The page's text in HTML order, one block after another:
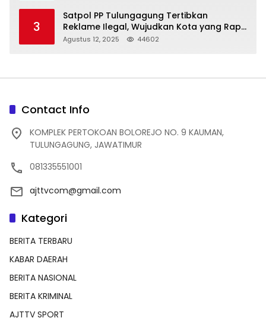
3
Satpol PP Tulungagung Tertibkan
Reklame Ilegal, Wujudkan Kota yang Rapi
dan Indah
Agustus 12, 2025 44602
Contact Info
KOMPLEK PERTOKOAN BOLOREJO NO. 9 KAUMAN,
TULUNGAGUNG, JAWATIMUR
081335551001
ajttvcom@gmail.com
Kategori
BERITA TERBARU
KABAR DAERAH
BERITA NASIONAL
BERITA KRIMINAL
AJTTV SPORT